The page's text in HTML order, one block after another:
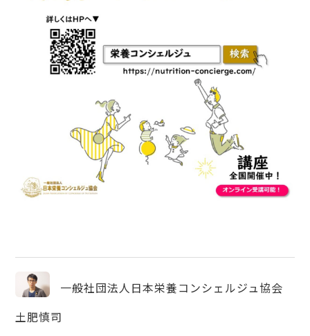
一般社団法人日本栄養コンシェルジュ協会
土肥慎司